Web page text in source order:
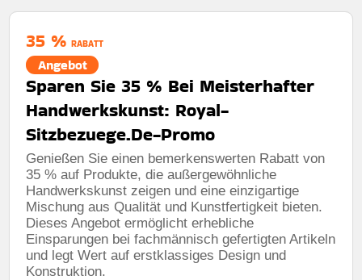
35 % RABATT
Angebot
Sparen Sie 35 % Bei Meisterhafter
Handwerkskunst: Royal-
Sitzbezuege.De-Promo
Genießen Sie einen bemerkenswerten Rabatt von
35 % auf Produkte, die außergewöhnliche
Handwerkskunst zeigen und eine einzigartige
Mischung aus Qualität und Kunstfertigkeit bieten.
Dieses Angebot ermöglicht erhebliche
Einsparungen bei fachmännisch gefertigten Artikeln
und legt Wert auf erstklassiges Design und
Konstruktion.